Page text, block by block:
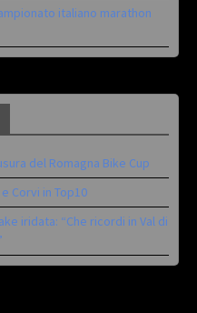
italiano marathon
del Romagna Bike Cup
Corvi in Top10
iridata: “Che ricordi in Val di